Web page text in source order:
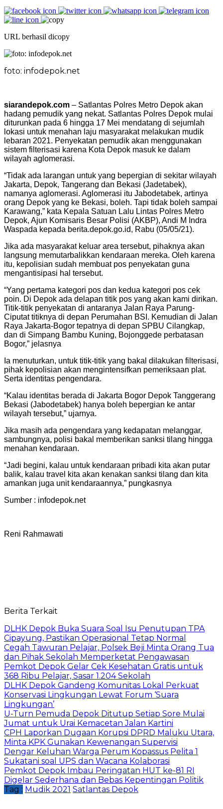
URL berhasil dicopy
foto: infodepok.net
siarandepok.com – Satlantas Polres Metro Depok akan
hadang pemudik yang nekat. Satlantas Polres Depok mulai
diturunkan pada 6 hingga 17 Mei mendatang di sejumlah
lokasi untuk menahan laju masyarakat melakukan mudik
lebaran 2021. Penyekatan pemudik akan menggunakan
sistem filterisasi karena Kota Depok masuk ke dalam
wilayah aglomerasi.
“Tidak ada larangan untuk yang bepergian di sekitar wilayah
Jakarta, Depok, Tangerang dan Bekasi (Jadetabek),
namanya aglomerasi. Aglomerasi itu Jabodetabek, artinya
orang Depok yang ke Bekasi, boleh. Tapi tidak boleh sampai
Karawang,” kata Kepala Satuan Lalu Lintas Polres Metro
Depok, Ajun Komisaris Besar Polisi (AKBP), Andi M Indra
Waspada kepada berita.depok.go.id, Rabu (05/05/21).
Jika ada masyarakat keluar area tersebut, pihaknya akan
langsung memutarbalikkan kendaraan mereka. Oleh karena
itu, kepolisian sudah membuat pos penyekatan guna
mengantisipasi hal tersebut.
“Yang pertama kategori pos dan kedua kategori pos cek
poin. Di Depok ada delapan titik pos yang akan kami dirikan.
Titik-titik penyekatan di antaranya Jalan Raya Parung-
Ciputat titiknya di depan Perumahan BSI. Kemudian di Jalan
Raya Jakarta-Bogor tepatnya di depan SPBU Cilangkap,
dan di Simpang Bambu Kuning, Bojonggede perbatasan
Bogor,” jelasnya
Ia menuturkan, untuk titik-titik yang bakal dilakukan filterisasi,
pihak kepolisian akan mengintensifkan pemeriksaan plat.
Serta identitas pengendara.
“Kalau identitas berada di Jakarta Bogor Depok Tanggerang
Bekasi (Jabodetabek) hanya boleh bepergian ke antar
wilayah tersebut,” ujarnya.
Jika masih ada pengendara yang kedapatan melanggar,
sambungnya, polisi bakal memberikan sanksi tilang hingga
menahan kendaraan.
“Jadi begini, kalau untuk kendaraan pribadi kita akan putar
balik, kalau travel kita akan kenakan sanksi tilang dan kita
amankan juga unit kendaraannya,” pungkasnya
Sumber : infodepok.net
Reni Rahmawati
Berita Terkait
DLHK Depok Buka Suara Soal Isu Penutupan TPA
Cipayung, Pastikan Operasional Tetap Normal
Cegah Tawuran Pelajar, Polsek Beji Minta Orang Tua
dan Pihak Sekolah Memperketat Pengawasan
Pemkot Depok Gelar Cek Kesehatan Gratis untuk
368 Ribu Pelajar, Sasar 1.204 Sekolah
DLHK Depok Gandeng Komunitas Lokal Perkuat
Konservasi Lingkungan Lewat Forum ‘Suara
Lingkungan’
U-Turn Pemuda Depok Ditutup Setiap Sore Mulai
Jumat untuk Urai Kemacetan Jalan Kartini
CPH Laporkan Dugaan Korupsi DPRD Maluku Utara,
Minta KPK Gunakan Kewenangan Supervisi
Dengar Keluhan Warga Perum Kopassus Pelita 1
Sukatani soal UPS dan Wacana Kolaborasi
Pemkot Depok Imbau Peringatan HUT ke-81 RI
Digelar Sederhana dan Bebas Kepentingan Politik
Tag : Mudik 2021 Satlantas Depok